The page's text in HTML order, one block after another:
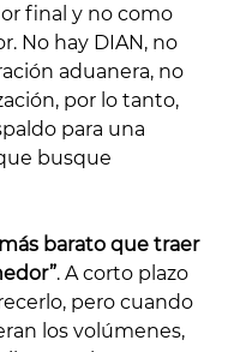
final y no como
No hay DIAN, no
aduanera, no
por lo tanto,
para una
busque
barato que traer
. A corto plazo
pero cuando
los volúmenes,